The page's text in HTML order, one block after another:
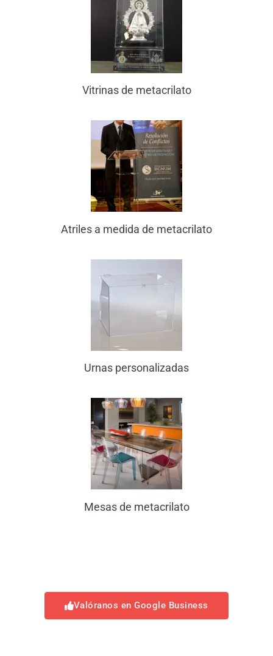
Vitrinas de metacrilato
Atriles a medida de metacrilato
Urnas personalizadas
Mesas de metacrilato
Valóranos en Google Business